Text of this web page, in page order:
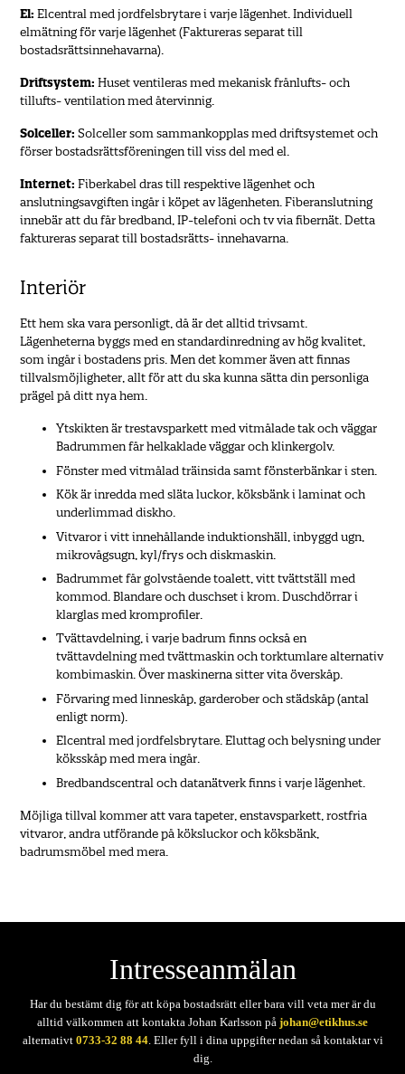
El: Elcentral med jordfelsbrytare i varje lägenhet. Individuell
elmätning för varje lägenhet (Faktureras separat till
bostadsrättsinnehavarna).
Driftsystem: Huset ventileras med mekanisk frånlufts- och
tillufts- ventilation med återvinnig.
Solceller: Solceller som sammankopplas med driftsystemet och
förser bostadsrättsföreningen till viss del med el.
Internet: Fiberkabel dras till respektive lägenhet och
anslutningsavgiften ingår i köpet av lägenheten. Fiberanslutning
innebär att du får bredband, IP-telefoni och tv via fibernät. Detta
faktureras separat till bostadsrätts- innehavarna.
Interiör
Ett hem ska vara personligt, då är det alltid trivsamt.
Lägenheterna byggs med en standardinredning av hög kvalitet,
som ingår i bostadens pris. Men det kommer även att finnas
tillvalsmöjligheter, allt för att du ska kunna sätta din personliga
prägel på ditt nya hem.
Ytskikten är trestavsparkett med vitmålade tak och väggar
Badrummen får helkaklade väggar och klinkergolv.
Fönster med vitmålad träinsida samt fönsterbänkar i sten.
Kök är inredda med släta luckor, köksbänk i laminat och
underlimmad diskho.
Vitvaror i vitt innehållande induktionshäll, inbyggd ugn,
mikrovågsugn, kyl/frys och diskmaskin.
Badrummet får golvstående toalett, vitt tvättställ med
kommod. Blandare och duschset i krom. Duschdörrar i
klarglas med kromprofiler.
Tvättavdelning, i varje badrum finns också en
tvättavdelning med tvättmaskin och torktumlare alternativ
kombimaskin. Över maskinerna sitter vita överskåp.
Förvaring med linneskåp, garderober och städskåp (antal
enligt norm).
Elcentral med jordfelsbrytare. Eluttag och belysning under
köksskåp med mera ingår.
Bredbandscentral och datanätverk finns i varje lägenhet.
Möjliga tillval kommer att vara tapeter, enstavsparkett, rostfria
vitvaror, andra utförande på köksluckor och köksbänk,
badrumsmöbel med mera.
Intresseanmälan
Har du bestämt dig för att köpa bostadsrätt eller bara vill veta mer är du
alltid välkommen att kontakta Johan Karlsson på johan@etikhus.se
alternativt 0733-32 88 44. Eller fyll i dina uppgifter nedan så kontaktar vi
dig.